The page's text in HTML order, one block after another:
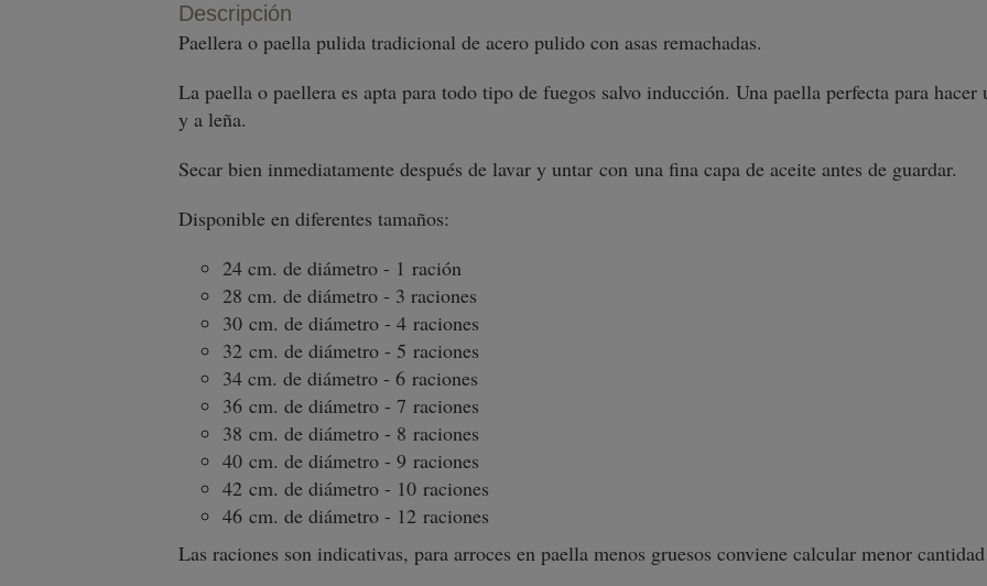
Descripción
Paellera o paella pulida tradicional de acero pulido con asas remachadas.
La paella o paellera es apta para todo tipo de fuegos salvo inducción. Una paella perfecta para hacer
y a leña.
Secar bien inmediatamente después de lavar y untar con una fina capa de aceite antes de guardar.
Disponible en diferentes tamaños:
24 cm. de diámetro - 1 ración
28 cm. de diámetro - 3 raciones
30 cm. de diámetro - 4 raciones
32 cm. de diámetro - 5 raciones
34 cm. de diámetro - 6 raciones
36 cm. de diámetro - 7 raciones
38 cm. de diámetro - 8 raciones
40 cm. de diámetro - 9 raciones
42 cm. de diámetro - 10 raciones
46 cm. de diámetro - 12 raciones
Las raciones son indicativas, para arroces en paella menos gruesos conviene calcular menor